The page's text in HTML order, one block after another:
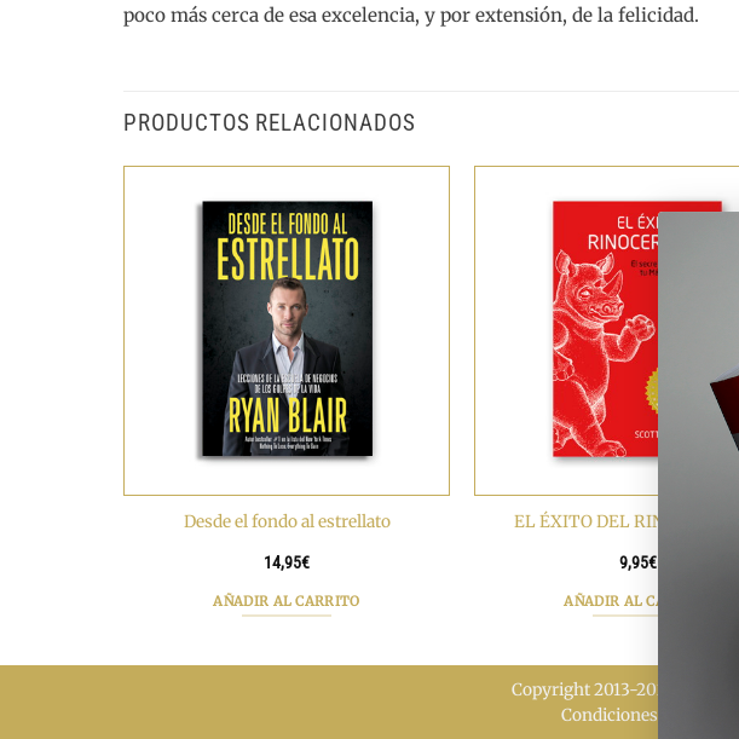
poco más cerca de esa excelencia, y por extensión, de la felicidad.
PRODUCTOS RELACIONADOS
Desde el fondo al estrellato
14,95€
AÑADIR AL CARRITO
EL ÉXITO DEL
9,95€
AÑADIR AL CARRITO
Copyright 2013-2026
Condiciones de venta